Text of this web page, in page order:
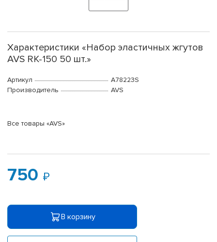
Характеристики «Набор эластичных жгутов
AVS RK-150 50 шт.»
Артикул
A78223S
Производитель
AVS
Все товары «AVS»
750
В корзину